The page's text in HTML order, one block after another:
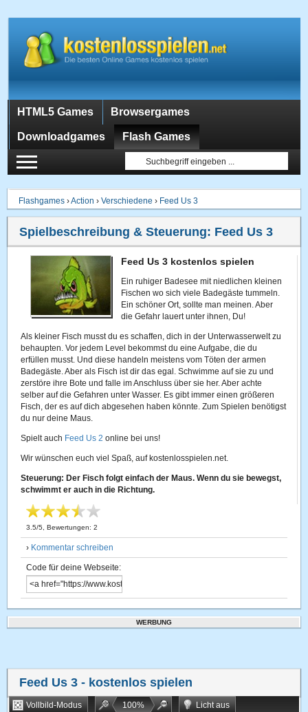
HTML5 Games Browsergames
Downloadgames Flash Games
Flashgames ›Action ›Verschiedene › Feed Us 3
Spielbeschreibung & Steuerung: Feed Us 3
Feed Us 3 kostenlos spielen
Ein ruhiger Badesee mit niedlichen kleinen
Fischen wo sich viele Badegäste tummeln.
Ein schöner Ort, sollte man meinen. Aber
die Gefahr lauert unter ihnen, Du!
Als kleiner Fisch musst du es schaffen, dich in der Unterwasserwelt zu
behaupten. Vor jedem Level bekommst du eine Aufgabe, die du
erfüllen musst. Und diese handeln meistens vom Töten der armen
Badegäste. Aber als Fisch ist dir das egal. Schwimme auf sie zu und
zerstöre ihre Bote und falle im Anschluss über sie her. Aber achte
selber auf die Gefahren unter Wasser. Es gibt immer einen größeren
Fisch, der es auf dich abgesehen haben könnte. Zum Spielen benötigst
du nur deine Maus.
Spielt auch Feed Us 2 online bei uns!
Wir wünschen euch viel Spaß, auf kostenlosspielen.net.
Steuerung: Der Fisch folgt einfach der Maus. Wenn du sie bewegst,
schwimmt er auch in die Richtung.
3.5/5 , Bewertungen:2
› Kommentar schreiben
Code für deine Webseite:
WERBUNG
Feed Us 3 - kostenlos spielen
Vollbild-Modus 100%
Licht aus